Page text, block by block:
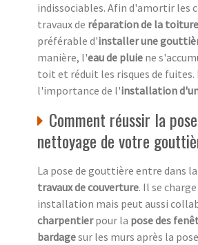
indissociables. Afin d'amortir les
travaux de réparation de la toiture
préférable d'installer une
manière, l'eau de pluie ne
toit et réduit les risques de fuites.
l'importance de l'installation
Comment réussir la
nettoyage de votre
La pose de gouttière entre dans
travaux de couverture. Il se
installation mais peut aussi
charpentierpour la pose des
bardagesur les murs après la